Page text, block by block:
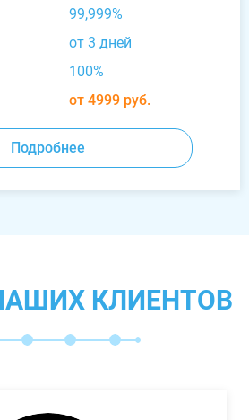
99,999%
от 3 дней
100%
от 4999 руб.
Подробнее
КЛИЕНТОВ